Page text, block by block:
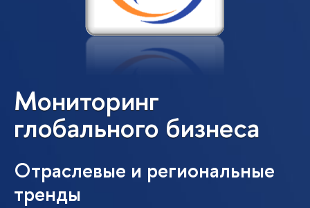
Мониторинг
глобального бизнеса
Отраслевые и региональные
тренды